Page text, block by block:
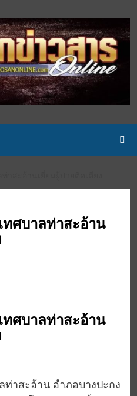
ทศบาลท่าสะอ้าน
ทศบาลท่าสะอ้าน
าสะอ้าน อำภอบางปะกง